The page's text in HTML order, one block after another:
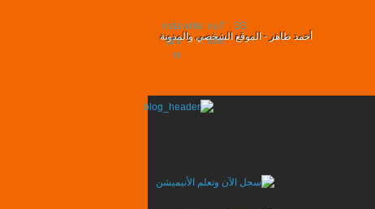
nsta
gra
m
witte
r
ouT
ube
SS
أحمد طاهر - الموقع الشخصي والمدونة